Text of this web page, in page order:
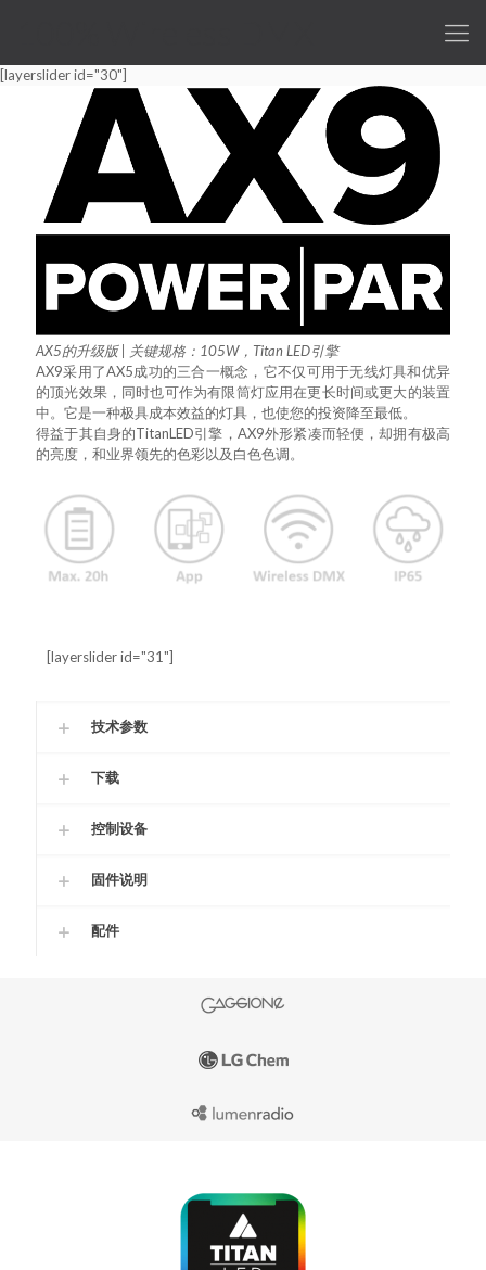
[layerslider id="30"]
AX5的升级版 | 关键规格：105W，Titan LED引擎
AX9采用了AX5成功的三合一概念，它不仅可用于无线灯具和优异
的顶光效果，同时也可作为有限筒灯应用在更长时间或更大的装置
中。它是一种极具成本效益的灯具，也使您的投资降至最低。
得益于其自身的TitanLED引擎，AX9外形紧凑而轻便，却拥有极高
的亮度，和业界领先的色彩以及白色色调。
[layerslider id="31"]
技术参数
下载
控制设备
固件说明
配件